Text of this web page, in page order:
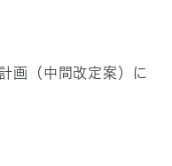
（中間改定案）に